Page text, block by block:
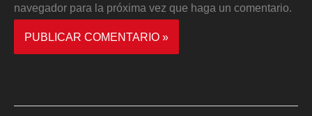
navegador para la próxima vez que haga un comentario.